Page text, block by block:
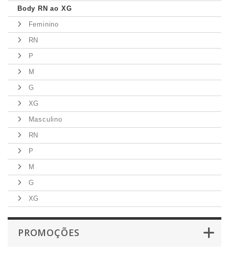
Body RN ao XG
Feminino
RN
P
M
G
XG
Masculino
RN
P
M
G
XG
PROMOÇÕES